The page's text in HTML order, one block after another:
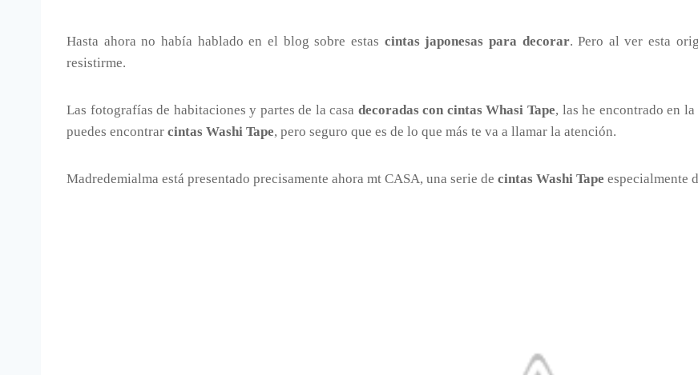
Hasta ahora no había hablado en el blog sobre estas cintas japonesas para decorar. Pero al ver esta
resistirme.
Las fotografías de habitaciones y partes de la casa decoradas con cintas Whasi Tape, las he encontrado en
puedes encontrar cintas Washi Tape, pero seguro que es de lo que más te va a llamar la atención.
Madredemialma está presentado precisamente ahora mt CASA, una serie de cintas Washi Tape especialmente